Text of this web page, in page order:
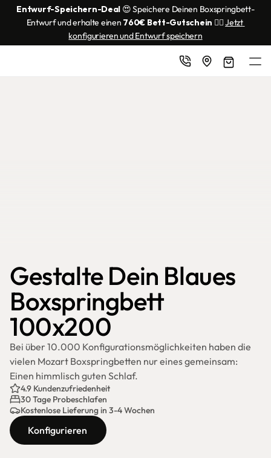
Entwurf-Speichern-Deal 😍 Speichere Deinen Boxspringbett-
Entwurf und erhalte einen 760€ Bett-Gutschein 👌🏼 Jetzt
konfigurieren und Entwurf speichern
Gestalte Dein Blaues
Boxspringbett
100x200
Bei über 10.000 Konfigurationsmöglichkeiten haben die
vielen Mozart Boxspringbetten nur eines gemeinsam:
Einen himmlisch guten Schlaf.
4.9 Kundenzufriedenheit
30 Tage Probeschlafen
Kostenlose Lieferung in 3-4 Wochen
Konfigurieren